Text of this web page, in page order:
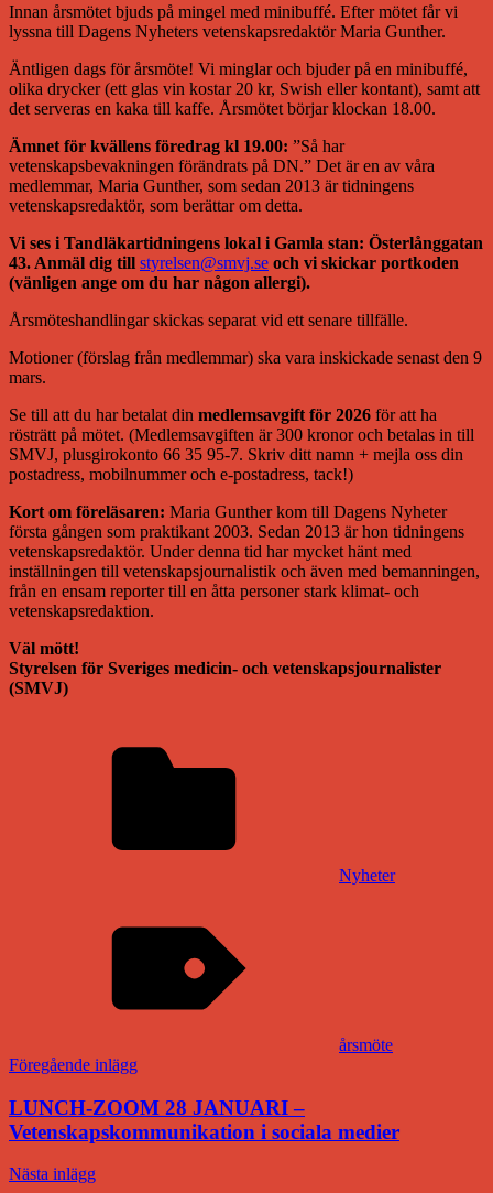
Innan årsmötet bjuds på mingel med minibuffé. Efter mötet får vi
lyssna till Dagens Nyheters vetenskapsredaktör Maria Gunther.
Äntligen dags för årsmöte! Vi minglar och bjuder på en minibuffé,
olika drycker (ett glas vin kostar 20 kr, Swish eller kontant), samt att
det serveras en kaka till kaffe. Årsmötet börjar klockan 18.00.
Ämnet för kvällens föredrag kl 19.00: ”Så har
vetenskapsbevakningen förändrats på DN.” Det är en av våra
medlemmar, Maria Gunther, som sedan 2013 är tidningens
vetenskapsredaktör, som berättar om detta.
Vi ses i Tandläkartidningens lokal i Gamla stan: Österlånggatan
43. Anmäl dig till styrelsen@smvj.se och vi skickar portkoden
(vänligen ange om du har någon allergi).
Årsmöteshandlingar skickas separat vid ett senare tillfälle.
Motioner (förslag från medlemmar) ska vara inskickade senast den 9
mars.
Se till att du har betalat din medlemsavgift för 2026 för att ha
rösträtt på mötet. (Medlemsavgiften är 300 kronor och betalas in till
SMVJ, plusgirokonto 66 35 95-7. Skriv ditt namn + mejla oss din
postadress, mobilnummer och e-postadress, tack!)
Kort om föreläsaren: Maria Gunther kom till Dagens Nyheter
första gången som praktikant 2003. Sedan 2013 är hon tidningens
vetenskapsredaktör. Under denna tid har mycket hänt med
inställningen till vetenskapsjournalistik och även med bemanningen,
från en ensam reporter till en åtta personer stark klimat- och
vetenskapsredaktion.
Väl mött!
Styrelsen för Sveriges medicin- och vetenskapsjournalister
(SMVJ)
Nyheter
årsmöte
Inläggsnavigering
Föregående inlägg
LUNCH-ZOOM 28 JANUARI –
Vetenskapskommunikation i sociala medier
Nästa inlägg